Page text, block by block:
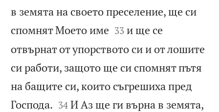
в земята на своето преселение, ще си
спомнят Моето име 

33 и ще се
отвърнат от упорството си и от лошите
си работи, защото ще си спомнят пътя
на бащите си, които съгрешиха пред
Господа. 

34 И Аз ще ги върна в земята,